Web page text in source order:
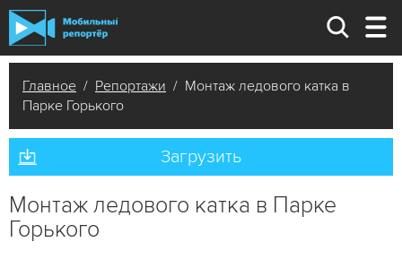
Главное / Репортажи / Монтаж ледового катка в
Парке Горького
Загрузить
Монтаж ледового катка в Парке
Горького